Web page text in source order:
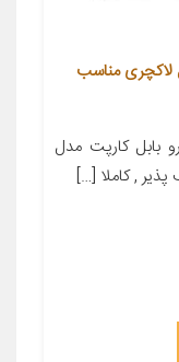
مناسب
کارپت مدل
, کاملا […]